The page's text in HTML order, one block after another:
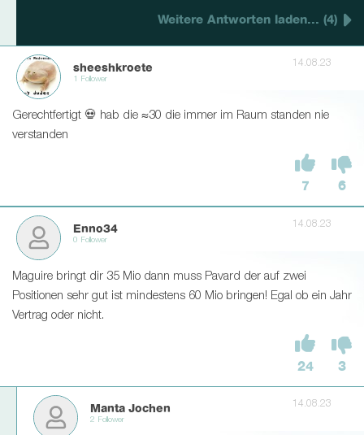
Weitere Antworten laden... (4)
sheeshkroete
1 Follower
14.08.23
Gerechtfertigt 💀 hab die ≈30 die immer im Raum standen nie
verstanden
7 6
Enno34
0 Follower
14.08.23
Maguire bringt dir 35 Mio dann muss Pavard der auf zwei
Positionen sehr gut ist mindestens 60 Mio bringen! Egal ob ein Jahr
Vertrag oder nicht.
24 3
Manta Jochen
2 Follower
14.08.23